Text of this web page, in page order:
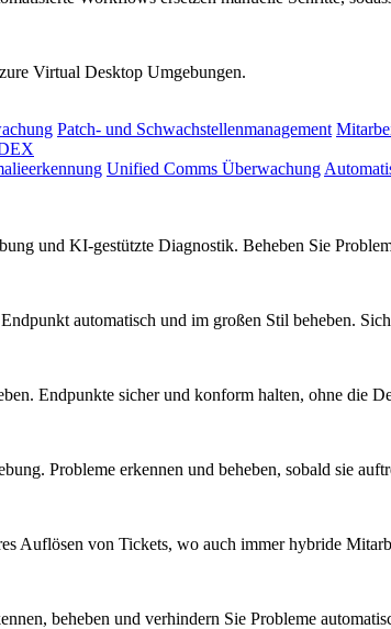
Virtual Desktop Umgebungen.
Patch- und Schwachstellenmanagement
Unified Comms Überwachung
und KI-gestützte Diagnostik. Beheben Sie
automatisch und im großen Stil beheben.
Endpunkte sicher und konform halten, ohne die
Probleme erkennen und beheben, sobald sie
Auflösen von Tickets, wo auch immer hybride
beheben und verhindern Sie Probleme